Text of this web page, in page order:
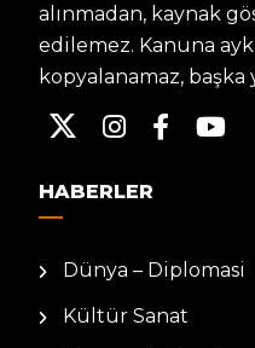
alınmadan, kaynak
edilemez. Kanuna
kopyalanamaz, başka
HABERLER
Dünya – Diplomasi
Kültür Sanat